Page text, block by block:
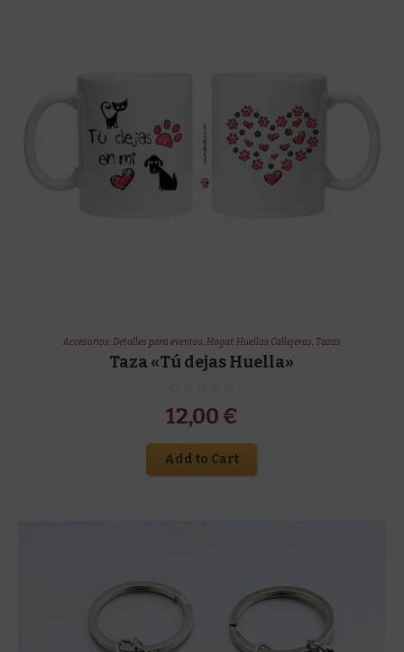
Accesorios, Detalles para eventos, Hogar, Huellas Callejeras, Tazas
Taza «Tú dejas Huella»
12,00 €
Add to Cart